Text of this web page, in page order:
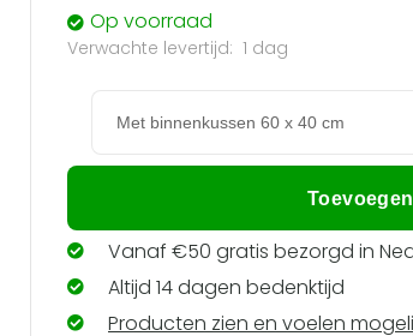
Op voorraad
1 dag
Vanaf €50 gratis bezorgd in
Altijd 14 dagen bedenktijd
Producten zien en voelen